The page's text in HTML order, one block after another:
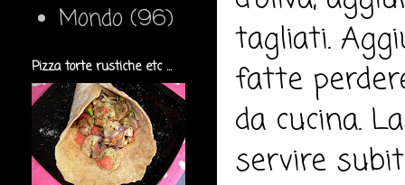
tagliati.
fatte
da cucina.
servire
Mondo (96)
Pizza torte rustiche etc ...